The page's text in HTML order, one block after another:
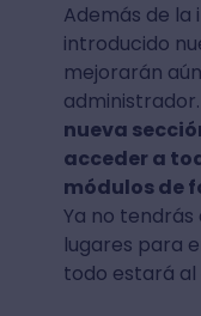
Además de la
introducido
mejorarán
nueva
acceder a
módulos de
Ya no
lugares para
todo estará